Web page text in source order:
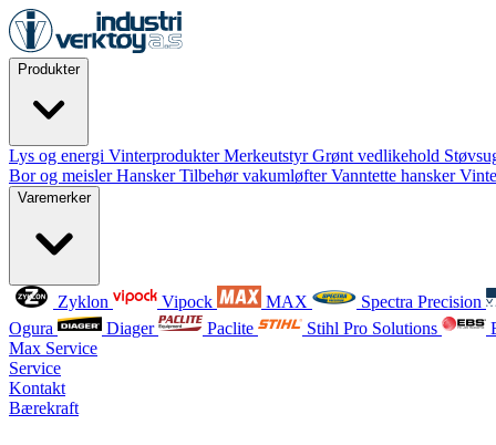
Produkter
Lys og energi VinterprodukterMerkeutstyrGrønt vedlikehold
Bor og meislerHanskerTilbehør vakumløfterVanntette hansker
Varemerker
Zyklon Vipock MAX
Spectra Precision
Ogura
Diager Paclite Stihl Pro Solutions
Max Service
Service
Kontakt
Bærekraft